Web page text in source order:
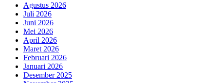
Agustus 2026
Juli 2026
Juni 2026
Mei 2026
April 2026
Maret 2026
Februari 2026
Januari 2026
Desember 2025